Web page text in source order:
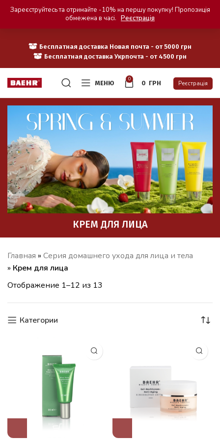
Бесплатная доставка Новая почта - от 5000 грн
Бесплатная доставка Укрпочта - от 4500 грн
МЕНЮ
0
0 ГРН Реєстрація
КРЕМ ДЛЯ ЛИЦА
Главная » Серия домашнего ухода для лица и тела
» Крем для лица
Отображение 1–12 из 13
Категории
Зареєструйтесь та отримайте -10% на першу покупку! Пропозиція
обмежена в часі. Реєстрація